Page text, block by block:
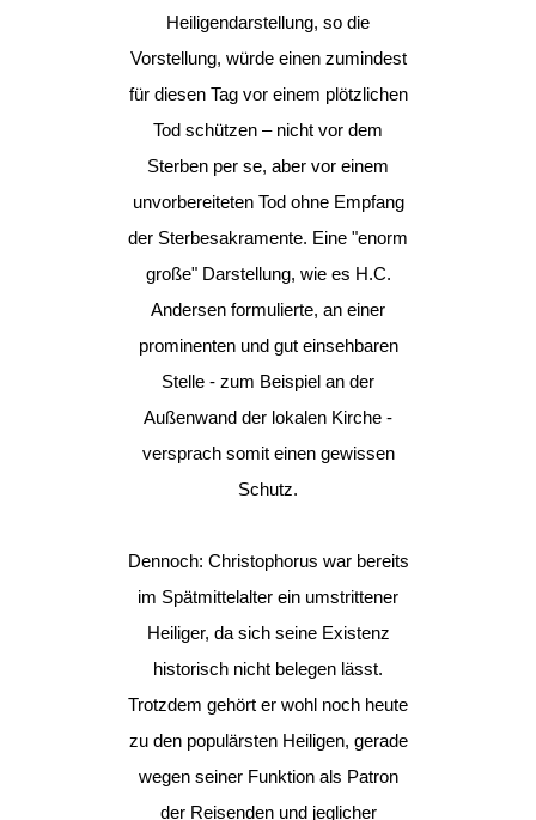
Heiligendarstellung, so die
Vorstellung, würde einen zumindest
für diesen Tag vor einem plötzlichen
Tod schützen – nicht vor dem
Sterben per se, aber vor einem
unvorbereiteten Tod ohne Empfang
der Sterbesakramente. Eine "enorm
große" Darstellung, wie es H.C.
Andersen formulierte, an einer
prominenten und gut einsehbaren
Stelle - zum Beispiel an der
Außenwand der lokalen Kirche -
versprach somit einen gewissen
Schutz.
Dennoch: Christophorus war bereits
im Spätmittelalter ein umstrittener
Heiliger, da sich seine Existenz
historisch nicht belegen lässt.
Trotzdem gehört er wohl noch heute
zu den populärsten Heiligen, gerade
wegen seiner Funktion als Patron
der Reisenden und jeglicher